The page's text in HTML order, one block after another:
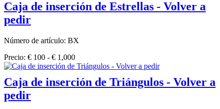
Caja de inserción de Estrellas - Volver a
pedir
Número de artículo: BX
Precio: € 100 - € 1,000
Caja de inserción de Triángulos - Volver a
pedir